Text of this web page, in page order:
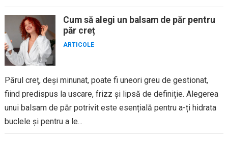
Cum să alegi un balsam de păr pentru
păr creț
ARTICOLE
Părul creț, deși minunat, poate fi uneori greu de gestionat,
fiind predispus la uscare, frizz și lipsă de definiție. Alegerea
unui balsam de păr potrivit este esențială pentru a-ți hidrata
buclele și pentru a le...